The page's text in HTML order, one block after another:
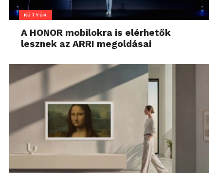
KÜTYÜK
A HONOR mobilokra is elérhetők
lesznek az ARRI megoldásai